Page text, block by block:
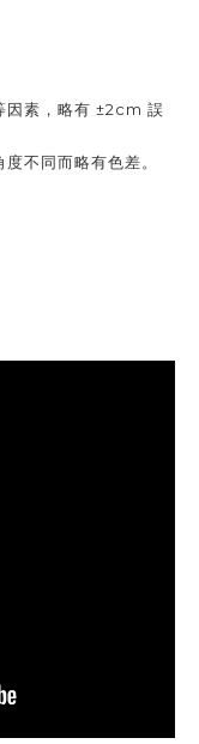
因素，略有 ±2cm 誤
不同而略有色差。